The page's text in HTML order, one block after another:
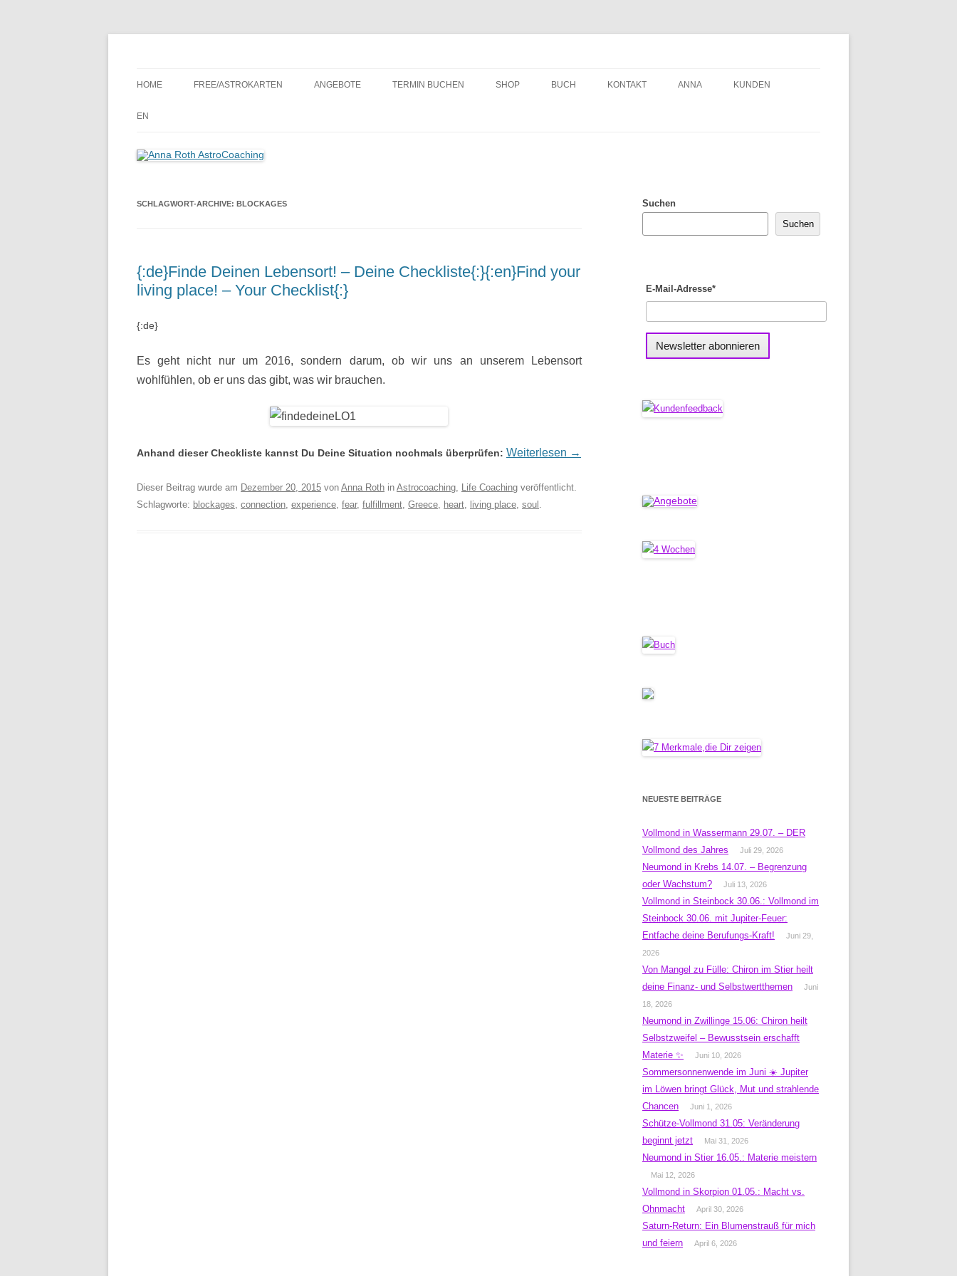
Inhalt
HOME FREE/ASTROKARTEN ANGEBOTE TERMIN BUCHEN SHOP BUCH KONTAKT ANNA KUNDEN
EN
SCHLAGWORT-ARCHIVE: BLOCKAGES
{:de}Finde Deinen Lebensort! – Deine Checkliste{:}{:en}Find your
living place! – Your Checklist{:}
{:de}
Es geht nicht nur um 2016, sondern darum, ob wir uns an unserem Lebensort
wohlfühlen, ob er uns das gibt, was wir brauchen.
Anhand dieser Checkliste kannst Du Deine Situation nochmals überprüfen: Weiterlesen →
Dieser Beitrag wurde am Dezember 20, 2015 von Anna Roth in Astrocoaching, Life Coaching veröffentlicht.
Schlagworte: blockages, connection, experience, fear, fulfillment, Greece, heart, living place, soul .
Suchen
Suchen
E-Mail-Adresse*
NEUESTE BEITRÄGE
Vollmond in Wassermann 29.07. – DER
Vollmond des Jahres
Juli 29, 2026
Neumond in Krebs 14.07. – Begrenzung
oder Wachstum?
Juli 13, 2026
Vollmond in Steinbock 30.06.: Vollmond im
Steinbock 30.06. mit Jupiter-Feuer:
Entfache deine Berufungs-Kraft!
Juni 29,
2026
Von Mangel zu Fülle: Chiron im Stier heilt
deine Finanz- und Selbstwertthemen
Juni
18, 2026
Neumond in Zwillinge 15.06: Chiron heilt
Selbstzweifel – Bewusstsein erschafft
Materie ✨
Juni 10, 2026
Sommersonnenwende im Juni ☀️ Jupiter
im Löwen bringt Glück, Mut und strahlende
Chancen
Juni 1, 2026
Schütze-Vollmond 31.05: Veränderung
beginnt jetzt
Mai 31, 2026
Neumond in Stier 16.05.: Materie meistern
Mai 12, 2026
Vollmond in Skorpion 01.05.: Macht vs.
Ohnmacht
April 30, 2026
Saturn-Return: Ein Blumenstrauß für mich
und feiern
April 6, 2026